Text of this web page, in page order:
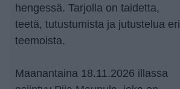
hengessä. Tarjolla on taidetta,
teetä, tutustumista ja jutustelua eri
teemoista.
Maanantaina 18.11.2026 illassa